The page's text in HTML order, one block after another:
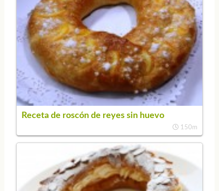
Receta de roscón de reyes sin huevo
150m